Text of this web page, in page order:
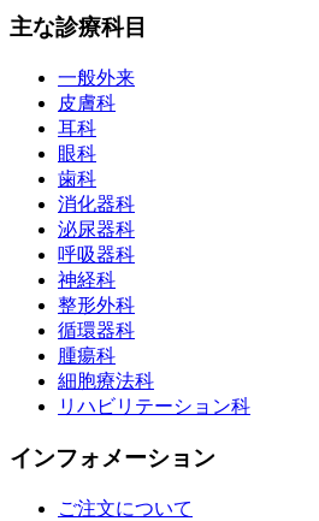
主な診療科目
一般外来
皮膚科
耳科
眼科
歯科
消化器科
泌尿器科
呼吸器科
神経科
整形外科
循環器科
腫瘍科
細胞療法科
リハビリテーション科
インフォメーション
ご注文について